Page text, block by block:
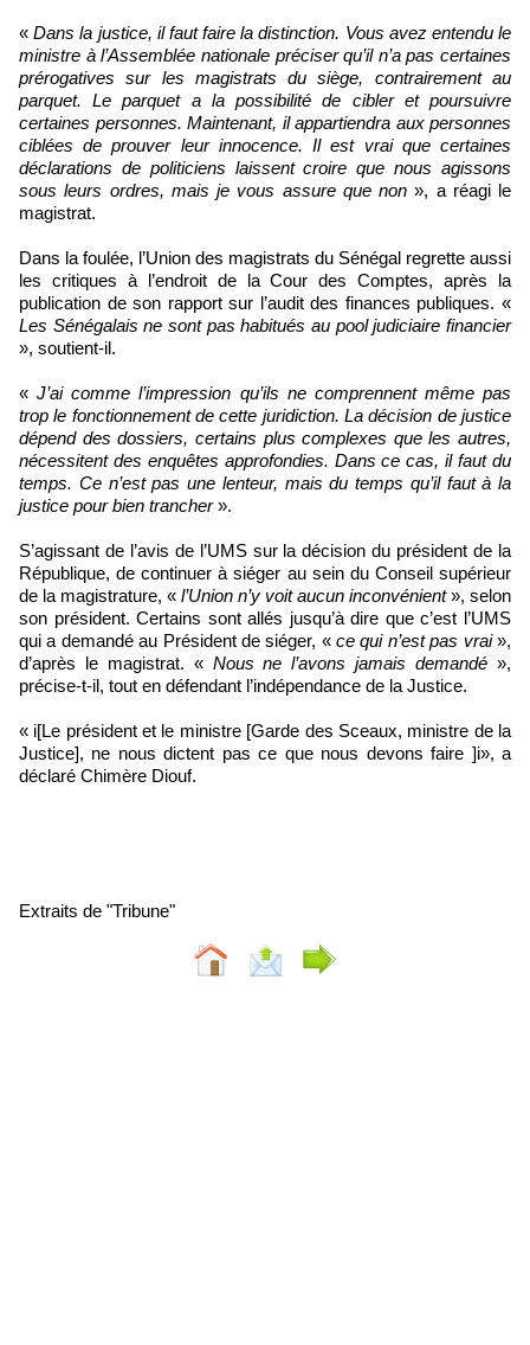
«Dans la justice, il faut faire la distinction. Vous avez entendu le
ministre à l’Assemblée nationale préciser qu’il n’a pas certaines
prérogatives sur les magistrats du siège, contrairement au
parquet. Le parquet a la possibilité de cibler et poursuivre
certaines personnes. Maintenant, il appartiendra aux personnes
ciblées de prouver leur innocence. Il est vrai que certaines
déclarations de politiciens laissent croire que nous agissons
sous leurs ordres, mais je vous assure que non», a réagi le
magistrat.
Dans la foulée, l’Union des magistrats du Sénégal regrette aussi
les critiques à l’endroit de la Cour des Comptes, après la
publication de son rapport sur l’audit des finances publiques. «
Les Sénégalais ne sont pas habitués au pool judiciaire financier
», soutient-il.
« J’ai comme l’impression qu’ils ne comprennent même pas
trop le fonctionnement de cette juridiction. La décision de justice
dépend des dossiers, certains plus complexes que les autres,
nécessitent des enquêtes approfondies. Dans ce cas, il faut du
temps. Ce n’est pas une lenteur, mais du temps qu’il faut à la
justice pour bien trancher».
S’agissant de l’avis de l’UMS sur la décision du président de la
République, de continuer à siéger au sein du Conseil supérieur
de la magistrature, « l’Union n’y voit aucun inconvénient», selon
son président. Certains sont allés jusqu’à dire que c’est l’UMS
qui a demandé au Président de siéger, «ce qui n’est pas vrai»,
d’après le magistrat. « Nous ne l’avons jamais demandé »,
précise-t-il, tout en défendant l’indépendance de la Justice.
« i[Le président et le ministre [Garde des Sceaux, ministre de la
Justice], ne nous dictent pas ce que nous devons faire ]i», a
déclaré Chimère Diouf.
Extraits de "Tribune"